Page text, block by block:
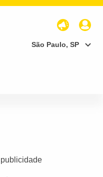
São Paulo, SP